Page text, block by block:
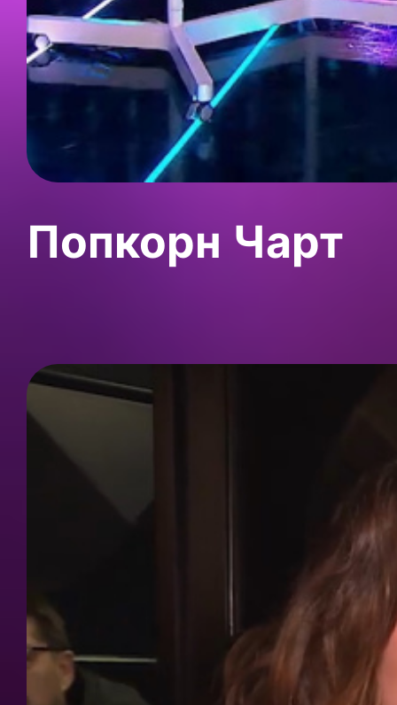
Попкорн Чарт